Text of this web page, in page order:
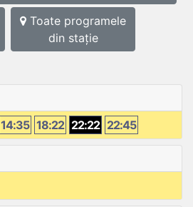
Toate programele
din stație
14:35 18:22 22:22 22:45